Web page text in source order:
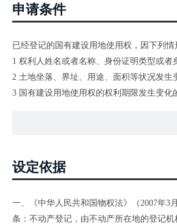
申请条件
已经登记的国有建设用地使用权，因下列
1 权利人姓名或者名称、身份证明类型或者
2 土地坐落、界址、用途、面积等状况发生
3 国有建设用地使用权的权利期限发生变化
设定依据
一、《中华人民共和国物权法》（2007年3
条：不动产登记，由不动产所在地的登记